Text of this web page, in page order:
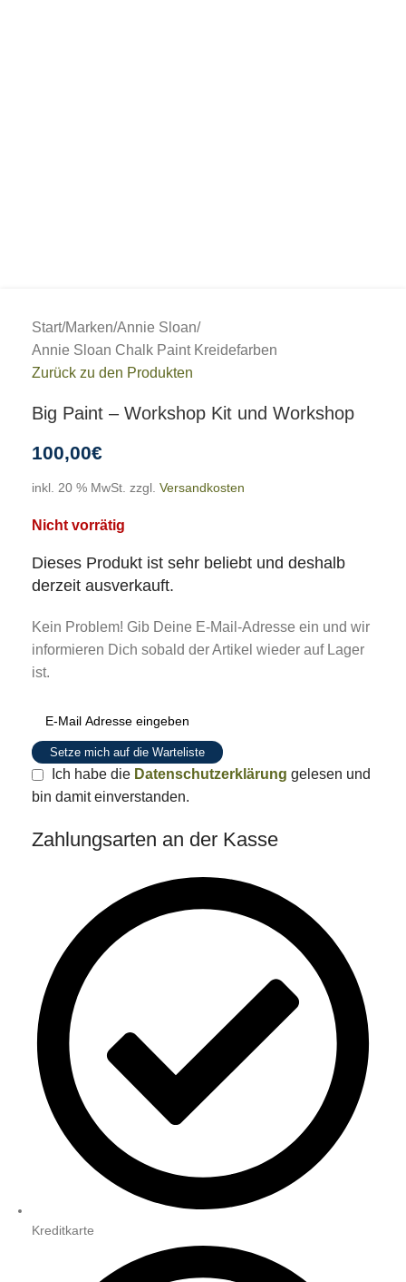
Start/Marken/Annie Sloan/
Annie Sloan Chalk Paint Kreidefarben
Zurück zu den Produkten
Big Paint – Workshop Kit und Workshop
100,00€
inkl. 20 % MwSt. zzgl. Versandkosten
Nicht vorrätig
Dieses Produkt ist sehr beliebt und deshalb
derzeit ausverkauft.
Kein Problem! Gib Deine E-Mail-Adresse ein und wir
informieren Dich sobald der Artikel wieder auf Lager
ist.
Setze mich auf die Warteliste
Ich habe die Datenschutzerklärung gelesen und
bin damit einverstanden.
Zahlungsarten an der Kasse
Kreditkarte